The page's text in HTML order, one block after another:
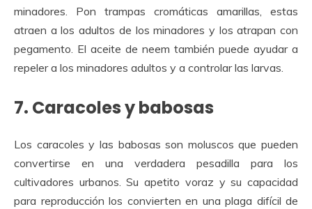
minadores. Pon trampas cromáticas amarillas, estas
atraen a los adultos de los minadores y los atrapan con
pegamento. El aceite de neem también puede ayudar a
repeler a los minadores adultos y a controlar las larvas.
7. Caracoles y babosas
Los caracoles y las babosas son moluscos que pueden
convertirse en una verdadera pesadilla para los
cultivadores urbanos. Su apetito voraz y su capacidad
para reproducción los convierten en una plaga difícil de